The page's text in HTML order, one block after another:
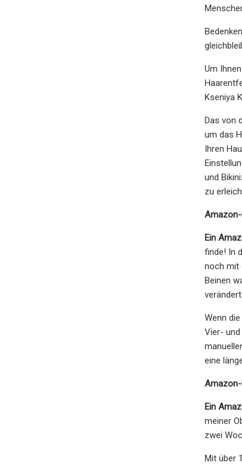
Um
Kseniya
Das von
um das
Ihren
und
zu
Ein
finde! In
noch mit
Beinen
Wenn
Vier-
eine
Ein
meiner
zwei
Mit über